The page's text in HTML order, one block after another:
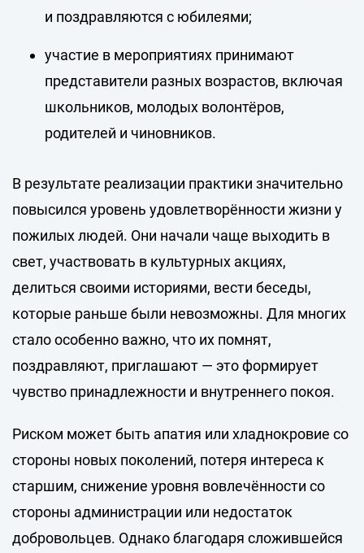
и поздравляются с юбилеями;
участие в мероприятиях принимают
представители разных возрастов, включая
школьников, молодых волонтёров,
родителей и чиновников.
В результате реализации практики значительно
повысился уровень удовлетворённости жизни у
пожилых людей. Они начали чаще выходить в
свет, участвовать в культурных акциях,
делиться своими историями, вести беседы,
которые раньше были невозможны. Для многих
стало особенно важно, что их помнят,
поздравляют, приглашают — это формирует
чувство принадлежности и внутреннего покоя.
Риском может быть апатия или хладнокровие со
стороны новых поколений, потеря интереса к
старшим, снижение уровня вовлечённости со
стороны администрации или недостаток
добровольцев. Однако благодаря сложившейся